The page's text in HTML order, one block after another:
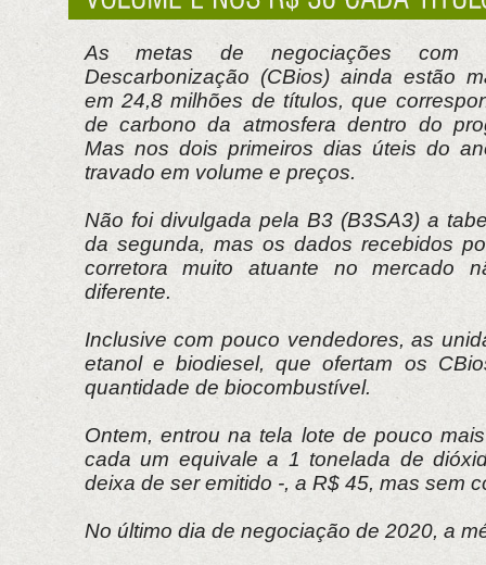
As metas de negociações com
Descarbonização (CBios) ainda estão
em 24,8 milhões de títulos, que
de carbono da atmosfera dentro do
Mas nos dois primeiros dias úteis do
travado em volume e preços.
Não foi divulgada pela B3 (B3SA3) a
da segunda, mas os dados recebidos
corretora muito atuante no mercado
diferente.
Inclusive com pouco vendedores, as
etanol e biodiesel, que ofertam os
quantidade de biocombustível.
Ontem, entrou na tela lote de pouco
cada um equivale a 1 tonelada de
deixa de ser emitido -, a R$ 45, mas sem
No último dia de negociação de 2020, a